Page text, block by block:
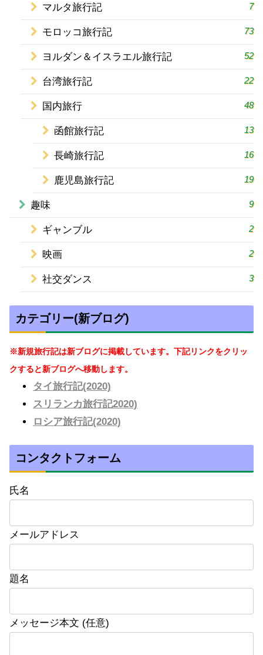
マルタ旅行記 7
モロッコ旅行記 73
ヨルダン＆イスラエル旅行記 52
台湾旅行記 22
国内旅行 48
函館旅行記 13
長崎旅行記 16
鹿児島旅行記 19
趣味 9
ギャンブル 2
映画 2
社交ダンス 3
カテゴリー(新ブログ)
※新規旅行記は新ブログに掲載しています。下記リンクをクリッ
クすると新ブログへ移動します。
タイ旅行記(2020)
スリランカ旅行記2020)
ロシア旅行記(2020)
コンタクトフォーム
氏名
メールアドレス
題名
メッセージ本文 (任意)